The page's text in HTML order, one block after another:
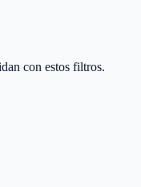
con estos filtros.